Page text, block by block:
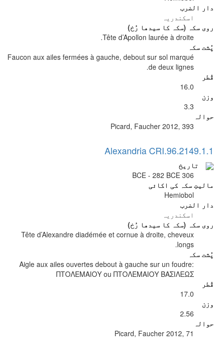
دار الضرب
اسکندریہ
روی سکہ (سکہ کا سیدھا رُخ)
Tête d’Apollon laurée à droite.
پُشت سکہ
Faucon aux ailes fermées à gauche, debout sur sol marqué
de deux lignes.
قُطر
16.0
وزن
3.3
حوالہ
Picard, Faucher 2012, 393
Alexandria CRI.96.2149.1.1
تاریخ
306 BCE - 282 BCE
مالیتِ سکہ کی اکائی
Hemiobol
دار الضرب
اسکندریہ
روی سکہ (سکہ کا سیدھا رُخ)
Tête d’Alexandre diadémée et cornue à droite, cheveux
longs.
پُشت سکہ
Aigle aux ailes ouvertes debout à gauche sur un foudre:
ΠΤΟΛΕΜΑΙΟΥ ou ΠΤΟΛΕΜΑΙΟΥ ΒΑΣΙΛΕΩΣ
قُطر
17.0
وزن
2.56
حوالہ
Picard, Faucher 2012, 71